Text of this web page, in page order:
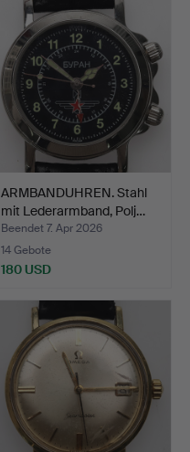
ARMBANDUHREN. Stahl
mit Lederarmband, Polj…
Beendet 7. Apr 2026
14 Gebote
180 USD